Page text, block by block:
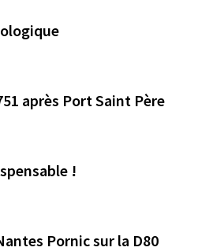
après Port Saint Père
!
Pornic sur la D80